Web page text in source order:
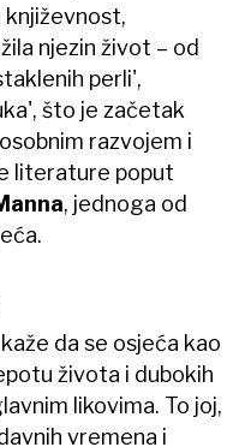
književnost,
njezin život – od
perli',
što je začetak
razvojem i
literature poput
, jednoga od
da se osjeća kao
života i dubokih
likovima. To joj,
vremena i